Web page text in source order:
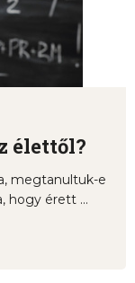
élettől?
megtanultuk-e
hogy érett ...